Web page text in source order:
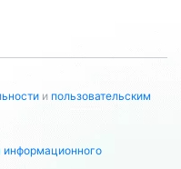
и пользовательским
информационного